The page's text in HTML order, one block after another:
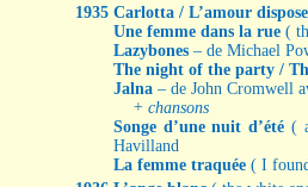
1935 Carlotta / L’amour dispose
Une femme dans la rue (
Lazybones – de Michael
The night of the party /
Jalna – de John Cromwell
+ chansons
Songe d’une nuit d’été (
Havilland
La femme traquée ( I